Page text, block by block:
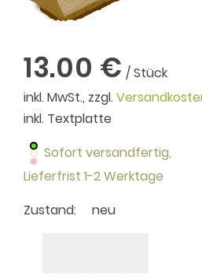
13.00 € / Stück
inkl. MwSt., zzgl.
inkl. Textplatte
Sofort versandfertig,
Lieferfrist 1-2 Werktage
Zustand:
neu